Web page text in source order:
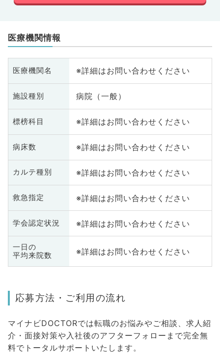
医療機関情報
医療機関名 ※詳細はお問い合わせください
施設種別 病院（一般）
標榜科目 ※詳細はお問い合わせください
病床数 ※詳細はお問い合わせください
カルテ種別 ※詳細はお問い合わせください
救急指定 ※詳細はお問い合わせください
学会認定状況 ※詳細はお問い合わせください
一日の
平均来院数
※詳細はお問い合わせください
応募方法・ご利用の流れ
マイナビDOCTORでは転職のお悩みやご相談、求人紹
介・面接対策や入社後のアフターフォローまで完全無
料でトータルサポートいたします。